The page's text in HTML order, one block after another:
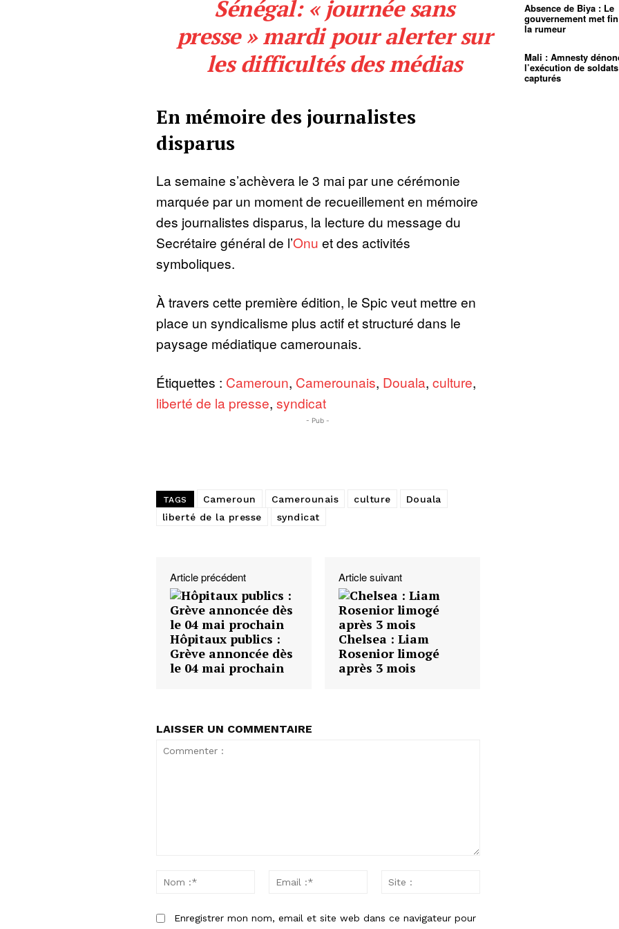
Sénégal: « journée sans
presse » mardi pour alerter sur
les difficultés des médias
En mémoire des journalistes
disparus
La semaine s’achèvera le 3 mai par une cérémonie
marquée par un moment de recueillement en mémoire
des journalistes disparus, la lecture du message du
Secrétaire général de l’Onu et des activités
symboliques.
À travers cette première édition, le Spic veut mettre en
place un syndicalisme plus actif et structuré dans le
paysage médiatique camerounais.
Étiquettes : Cameroun, Camerounais, Douala, culture,
liberté de la presse, syndicat
- Pub -
TAGS Cameroun Camerounais culture
Douala
liberté de la presse
syndicat
Article précédent
Hôpitaux publics :
Grève annoncée dès
le 04 mai prochain
Article suivant
Chelsea : Liam
Rosenior limogé
après 3 mois
LAISSER UN COMMENTAIRE
Nom
Email
Enregistrer mon nom, email et site web dans ce navigateur pour
Absence de Biya : Le
gouvernement met
la rumeur
Mali : Amnesty
l’exécution de soldats
capturés